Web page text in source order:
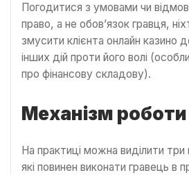
Погодитися з умовами чи
право, а не обов’язок гравця,
змусити клієнта онлайн казино
інших дій проти його волі
про фінансову складову).
Механізм
На практиці можна виділити
які повинен виконати гравець в